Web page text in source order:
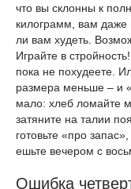
что вы склонны к
килограмм, вам даже
ли вам худеть.
Играйте в
пока не похудеете.
размера меньше – и
мало: хлеб ломайте
затяните на талии
готовьте «про
ешьте вечером с
Ошибка